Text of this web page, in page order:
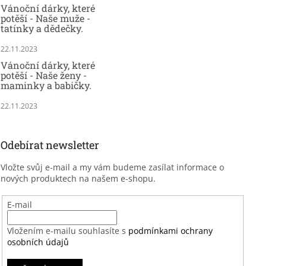
Vánoční dárky, které
potěší - Naše muže -
tatínky a dědečky.
22.11.2023
Vánoční dárky, které
potěší - Naše ženy -
maminky a babičky.
22.11.2023
Odebírat newsletter
Vložte svůj e-mail a my vám budeme zasílat informace o
nových produktech na našem e-shopu.
E-mail
Vložením e-mailu souhlasíte s podmínkami ochrany
osobních údajů